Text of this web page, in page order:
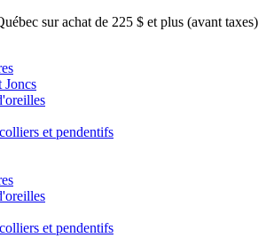
sur achat de 225 $ et plus (avant taxes)
Joncs
et pendentifs
et pendentifs